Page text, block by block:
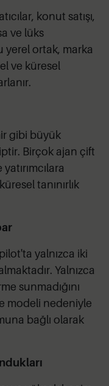
konut satışı,
ve lüks
yerel ortak, marka
ve küresel
gibi büyük
Birçok ajan çift
tanınırlık
yalnızca iki
Yalnızca
sunmadığını
modeli nedeniyle
bağlı olarak